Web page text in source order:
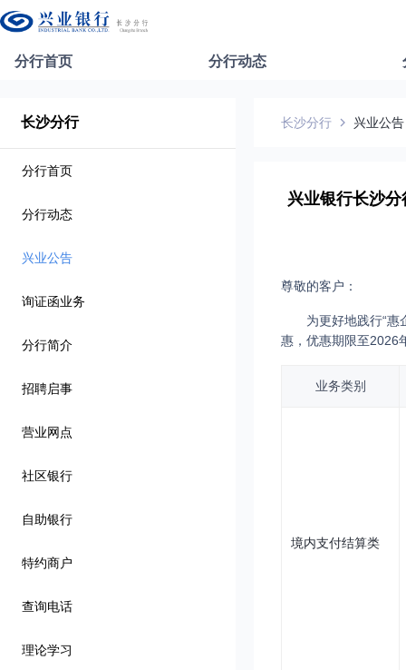
分行首页 分行动态
长沙分行
分行首页
分行动态
兴业公告
询证函业务
分行简介
招聘启事
营业网点
社区银行
自助银行
特约商户
查询电话
理论学习
长沙分行 兴业公告
兴业银行长沙
尊敬的客户：
为更好地践行“
惠，优惠期限至2026
业务类别
境内支付结算类